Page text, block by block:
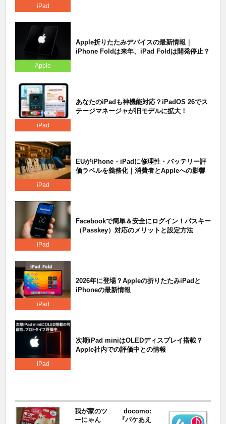
iPad
Apple
Apple折りたたみデバイスの最新情報｜
iPhone Foldは来年、iPad Foldは開発停止？
iPad
あなたのiPadも神機能対応？iPadOS 26でス
テージマネージャが旧モデルに拡大！
iPad
EUがiPhone・iPadに修理性・バッテリー評
価ラベルを義務化｜消費者とAppleへの影響
iPad
Facebookで簡単＆安全にログイン！パスキー
（Passkey）対応のメリットと設定方法
iPad
2026年に登場？Appleの折りたたみiPadと
iPhoneの最新情報
iPad
次期iPad miniはOLEDディスプレイ搭載？
Apple社内での評価中との情報
我が家のツ
ーにゃん
docomo:
『パケあえ